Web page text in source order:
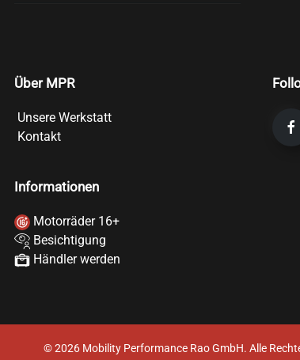
Über MPR
Unsere Werkstatt
Kontakt
Informationen
Motorräder 16+
Besichtigung
Händler werden
©2026 Mobility Performance Rao GmbH. Alle